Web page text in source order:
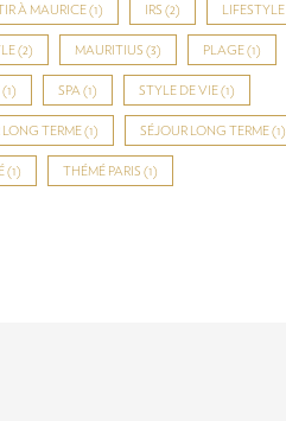
À MAURICE(1) IRS (2) LIFESTYLE
(2) MAURITIUS (3) PLAGE(1)
(1) SPA (1) STYLE DE VIE(1)
LONG TERME(1) SÉJOUR LONG TERME(1)
(1) THÉMÉ PARIS (1)